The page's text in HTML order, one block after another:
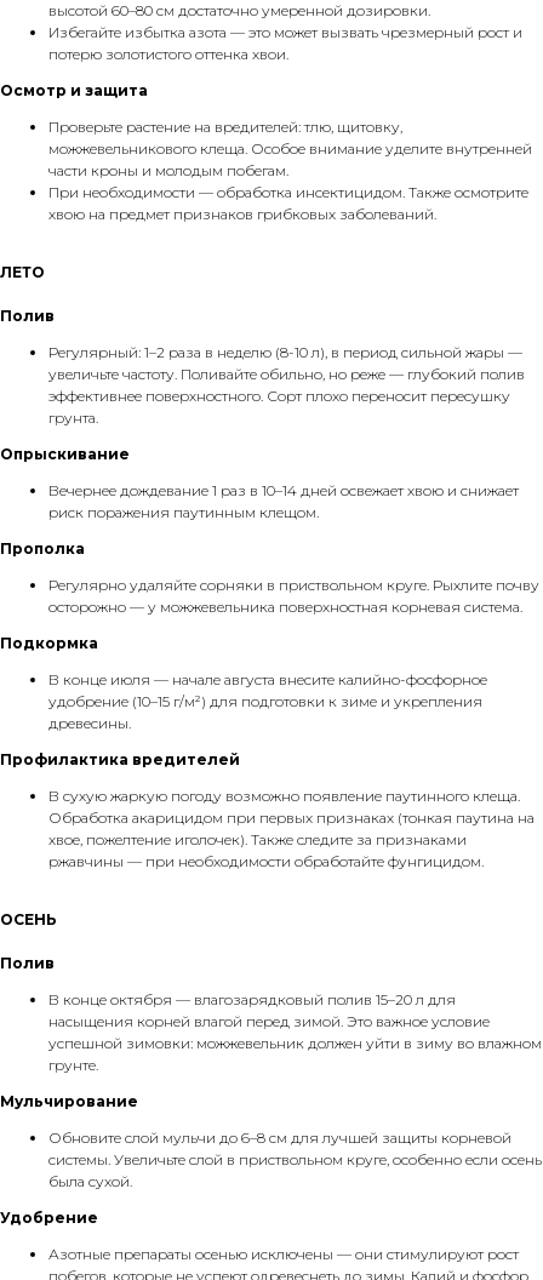
высотой 60–80 см достаточно умеренной дозировки.
Избегайте избытка азота — это может вызвать чрезмерный рост и
потерю золотистого оттенка хвои.
Осмотр и защита
Проверьте растение на вредителей: тлю, щитовку,
можжевельникового клеща. Особое внимание уделите внутренней
части кроны и молодым побегам.
При необходимости — обработка инсектицидом. Также осмотрите
хвою на предмет признаков грибковых заболеваний.
ЛЕТО
Полив
Регулярный: 1–2 раза в неделю (8-10 л), в период сильной жары —
увеличьте частоту. Поливайте обильно, но реже — глубокий полив
эффективнее поверхностного. Сорт плохо переносит пересушку
грунта.
Опрыскивание
Вечернее дождевание 1 раз в 10–14 дней освежает хвою и снижает
риск поражения паутинным клещом.
Прополка
Регулярно удаляйте сорняки в приствольном круге. Рыхлите почву
осторожно — у можжевельника поверхностная корневая система.
Подкормка
В конце июля — начале августа внесите калийно-фосфорное
удобрение (10–15 г/м²) для подготовки к зиме и укрепления
древесины.
Профилактика вредителей
В сухую жаркую погоду возможно появление паутинного клеща.
Обработка акарицидом при первых признаках (тонкая паутина на
хвое, пожелтение иголочек). Также следите за признаками
ржавчины — при необходимости обработайте фунгицидом.
ОСЕНЬ
Полив
В конце октября — влагозарядковый полив 15–20 л для
насыщения корней влагой перед зимой. Это важное условие
успешной зимовки: можжевельник должен уйти в зиму во влажном
грунте.
Мульчирование
Обновите слой мульчи до 6–8 см для лучшей защиты корневой
системы. Увеличьте слой в приствольном круге, особенно если осень
была сухой.
Удобрение
Азотные препараты осенью исключены — они стимулируют рост
побегов, которые не успеют одревеснеть до зимы. Калий и фосфор